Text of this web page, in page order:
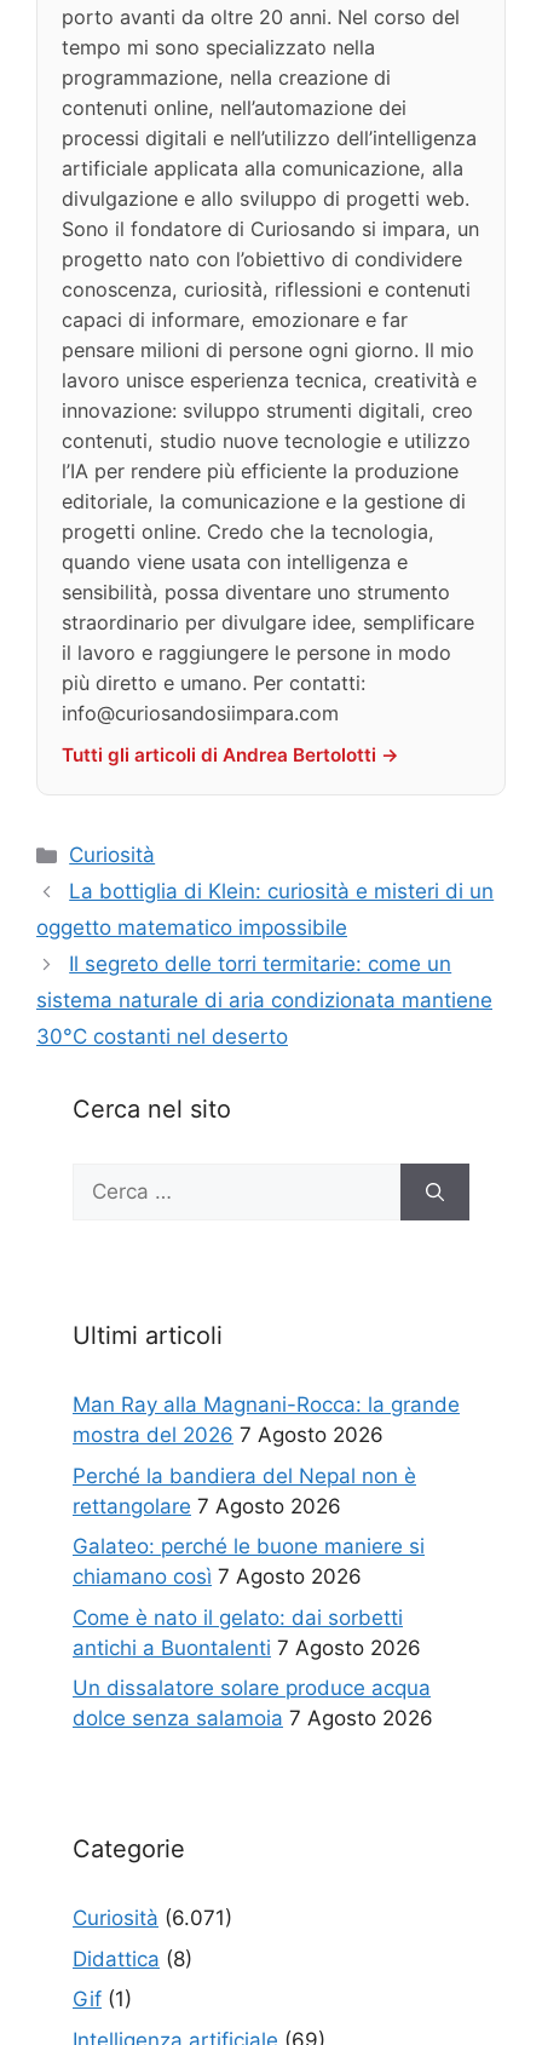
porto avanti da oltre 20 anni. Nel corso del
tempo mi sono specializzato nella
programmazione, nella creazione di
contenuti online, nell’automazione dei
processi digitali e nell’utilizzo dell’intelligenza
artificiale applicata alla comunicazione, alla
divulgazione e allo sviluppo di progetti web.
Sono il fondatore di Curiosando si impara, un
progetto nato con l’obiettivo di condividere
conoscenza, curiosità, riflessioni e contenuti
capaci di informare, emozionare e far
pensare milioni di persone ogni giorno. Il mio
lavoro unisce esperienza tecnica, creatività e
innovazione: sviluppo strumenti digitali, creo
contenuti, studio nuove tecnologie e utilizzo
l’IA per rendere più efficiente la produzione
editoriale, la comunicazione e la gestione di
progetti online. Credo che la tecnologia,
quando viene usata con intelligenza e
sensibilità, possa diventare uno strumento
straordinario per divulgare idee, semplificare
il lavoro e raggiungere le persone in modo
più diretto e umano. Per contatti:
info@curiosandosiimpara.com
Tutti gli articoli di Andrea Bertolotti →
Categorie
Curiosità
La bottiglia di Klein: curiosità e misteri di un
oggetto matematico impossibile
Il segreto delle torri termitarie: come un
sistema naturale di aria condizionata mantiene
30°C costanti nel deserto
Cerca nel sito
Ricerca
Ultimi articoli
Man Ray alla Magnani-Rocca: la grande
mostra del 2026 7 Agosto 2026
Perché la bandiera del Nepal non è
rettangolare 7 Agosto 2026
Galateo: perché le buone maniere si
chiamano così 7 Agosto 2026
Come è nato il gelato: dai sorbetti
antichi a Buontalenti 7 Agosto 2026
Un dissalatore solare produce acqua
dolce senza salamoia 7 Agosto 2026
Categorie
Curiosità (6.071)
Didattica (8)
Gif (1)
Intelligenza artificiale (69)